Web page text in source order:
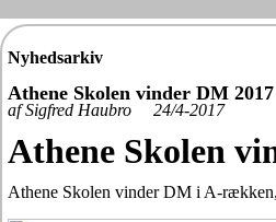
Nyhedsarkiv
Athene Skolen vinder DM 2017
af Sigfred Haubro 24/4-2017
Athene Skolen
Athene Skolen vinder DM i A-